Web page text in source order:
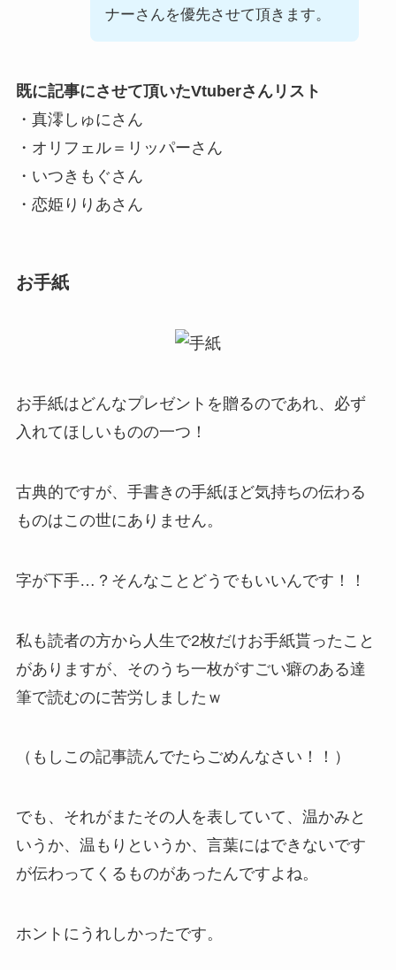
ナーさんを優先させて頂きます。
既に記事にさせて頂いたVtuberさんリスト
・真澪しゅにさん
・オリフェル＝リッパーさん
・いつきもぐさん
・恋姫りりあさん
お手紙
お手紙はどんなプレゼントを贈るのであれ、必ず
入れてほしいものの一つ！
古典的ですが、 手書きの手紙ほど気持ちの伝わる
ものはこの世にありません。
字が下手…？そんなことどうでもいいんです！！
私も読者の方から人生で2枚だけお手紙貰ったこと
がありますが、そのうち一枚がすごい癖のある達
筆で読むのに苦労しましたｗ
（もしこの記事読んでたらごめんなさい！！）
でも、それがまたその人を表していて、温かみと
いうか、温もりというか、言葉にはできないです
が伝わってくるものがあったんですよね。
ホントにうれしかったです。